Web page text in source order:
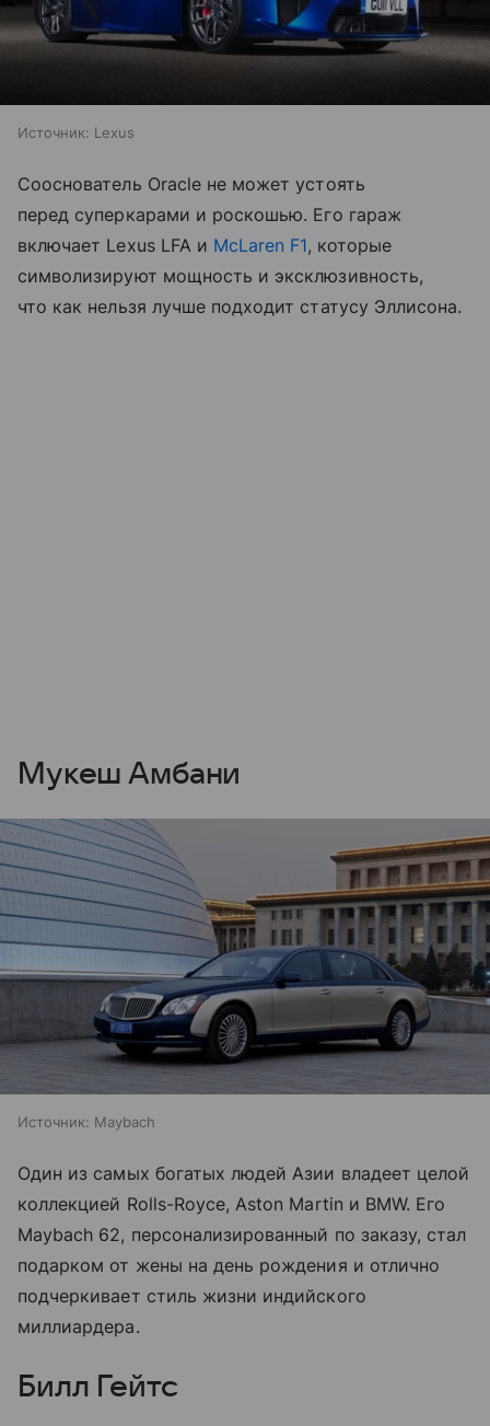
Источник: Lexus
Сооснователь Oracle не может устоять
перед суперкарами и роскошью. Его гараж
включает Lexus LFA и McLaren F1, которые
символизируют мощность и эксклюзивность,
что как нельзя лучше подходит статусу Эллисона.
Мукеш Амбани
Источник: Maybach
Один из самых богатых людей Азии владеет целой
коллекцией Rolls-Royce, Aston Martin и BMW. Его
Maybach 62, персонализированный по заказу, стал
подарком от жены на день рождения и отлично
подчеркивает стиль жизни индийского
миллиардера.
Билл Гейтс